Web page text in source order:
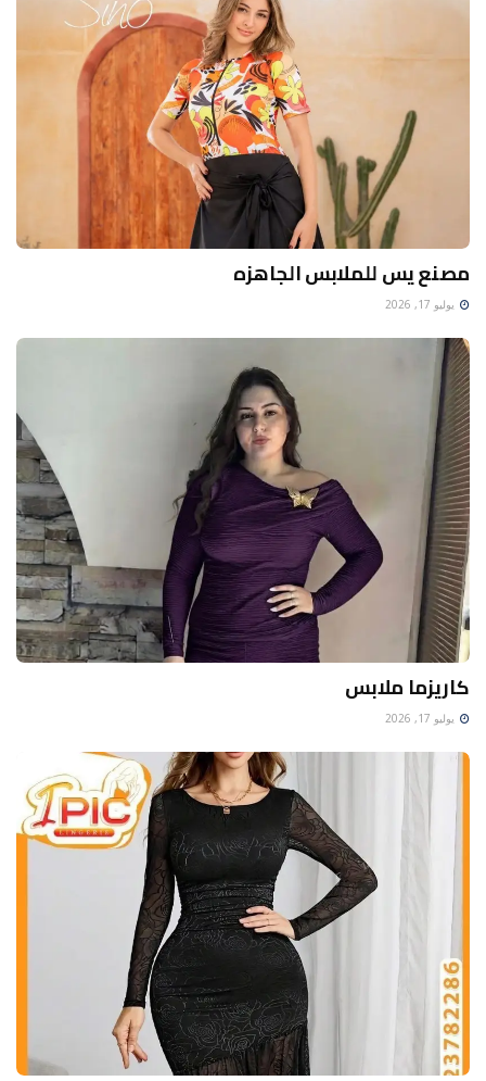
مصنع يس للملابس الجاهزه
يوليو 17, 2026
كاريزما ملابس
يوليو 17, 2026